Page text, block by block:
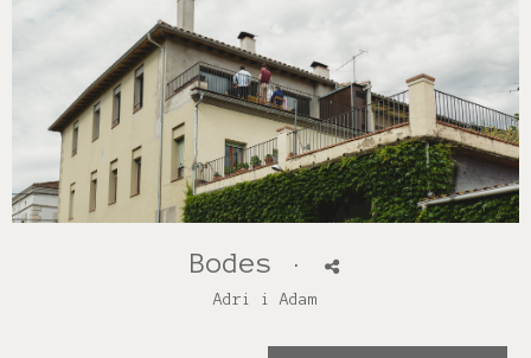
Bodes ·
Adri i Adam